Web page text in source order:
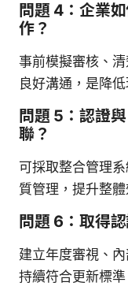
問題 4：企業
作？
事前模擬審核、
良好溝通，是降
問題 5：認證
聯？
可採取整合管理
質管理，提升整體
問題 6：取得
建立年度審視、
持續符合更新標準